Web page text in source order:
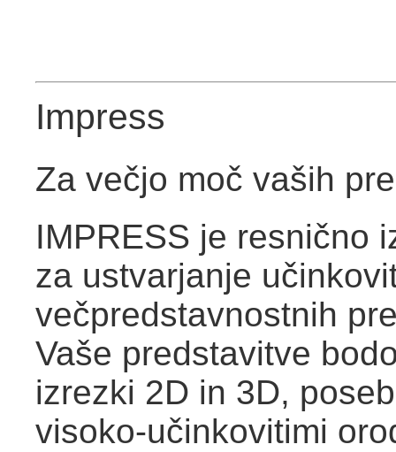
Impress
Za večjo moč vaših
IMPRESS je resnično
za ustvarjanje
večpredstavnostnih
Vaše predstavitve
izrezki 2D in 3D,
visoko-učinkovitimi